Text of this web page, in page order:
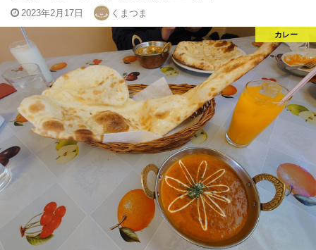
2023年2月17日 くまつま
カレー